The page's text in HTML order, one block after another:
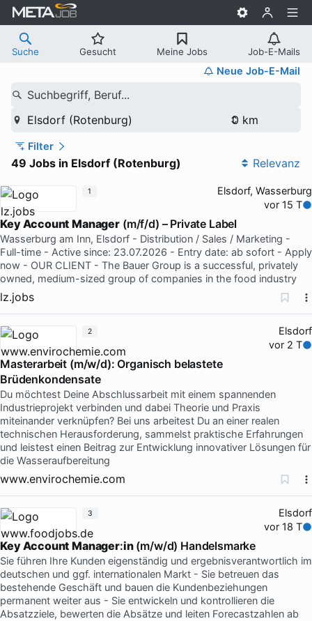
Suche Gesucht Meine Jobs Job-E-Mails
Neue Job-E-Mail
Suchbegriff, Beruf...
Elsdorf (Rotenburg)
Filter
49 Jobs in Elsdorf (Rotenburg) Relevanz
Elsdorf, Wasserburg
vor 15 T
KeyAccount Manager (m/f/d) – Private Label
Wasserburg am Inn, Elsdorf - Distribution / Sales / Marketing -
Full-time - Active since: 23.07.2026 - Entry date: ab sofort - Apply
now - OUR CLIENT - The Bauer Group is a successful, privately
owned, medium-sized group of companies in the food industry
lz.jobs
1
Elsdorf
vor 2 T
Masterarbeit (m/w/d): Organisch belastete
Brüdenkondensate
Du möchtest Deine Abschlussarbeit mit einem spannenden
Industrieprojekt verbinden und dabei Theorie und Praxis
miteinander verknüpfen? Bei uns arbeitest Du an einer realen
technischen Herausforderung, sammelst praktische Erfahrungen
und leistest einen Beitrag zur Entwicklung innovativer Lösungen für
die Wasseraufbereitung
www.envirochemie.com
2
Elsdorf
vor 18 T
KeyAccount Manager:in(m/w/d) Handelsmarke
Sie führen Ihre Kunden eigenständig und ergebnisverantwortlich im
deutschen und ggf. internationalen Markt - Sie betreuen das
bestehende Geschäft und bauen die Kundenbeziehungen
permanent weiter aus - Sie entwickeln und kontrollieren die
Absatzziele, bewerten die Absätze und leiten Forecastzahlen ab
3